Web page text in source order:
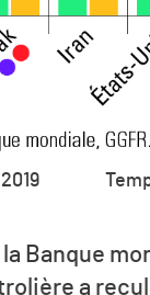
la Banque
a